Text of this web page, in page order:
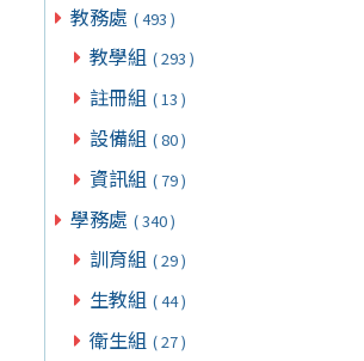
教務處 ( 493 )
教學組 ( 293 )
註冊組 ( 13 )
設備組 ( 80 )
資訊組 ( 79 )
學務處 ( 340 )
訓育組 ( 29 )
生教組 ( 44 )
衛生組 ( 27 )